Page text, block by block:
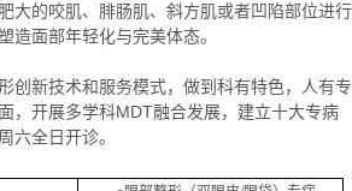
大的咬肌、腓肠肌、斜方肌或者凹陷部位进行
造面部年轻化与完美体态。
创新技术和服务模式，做到科有特色，人有专
，开展多学科MDT融合发展，建立十大专病
六全日开诊。